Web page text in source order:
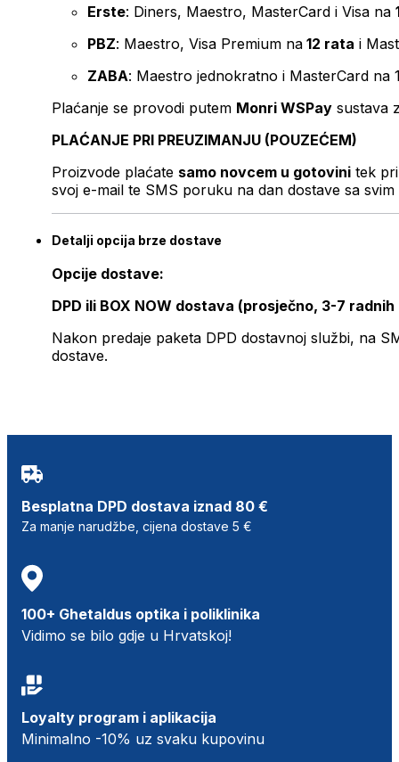
Erste: Diners, Maestro, MasterCard i Visa na
PBZ: Maestro, Visa Premium na 12 rata i
ZABA: Maestro jednokratno i MasterCard na
Plaćanje se provodi putem Monri WSPay sustava
PLAĆANJE PRI PREUZIMANJU (POUZEĆEM)
Proizvode plaćate samo novcem u gotovini tek
svoj e-mail te SMS poruku na dan dostave sa svim
Detalji opcija brze dostave
Opcije dostave:
DPD ili BOX NOW dostava (prosječno, 3-7 radnih
Nakon predaje paketa DPD dostavnoj službi, na
dostave.
Besplatna DPD dostava iznad 80 €
Za manje narudžbe, cijena dostave 5 €
100+ Ghetaldus optika i poliklinika
Vidimo se bilo gdje u Hrvatskoj!
Loyalty program i aplikacija
Minimalno -10% uz svaku kupovinu